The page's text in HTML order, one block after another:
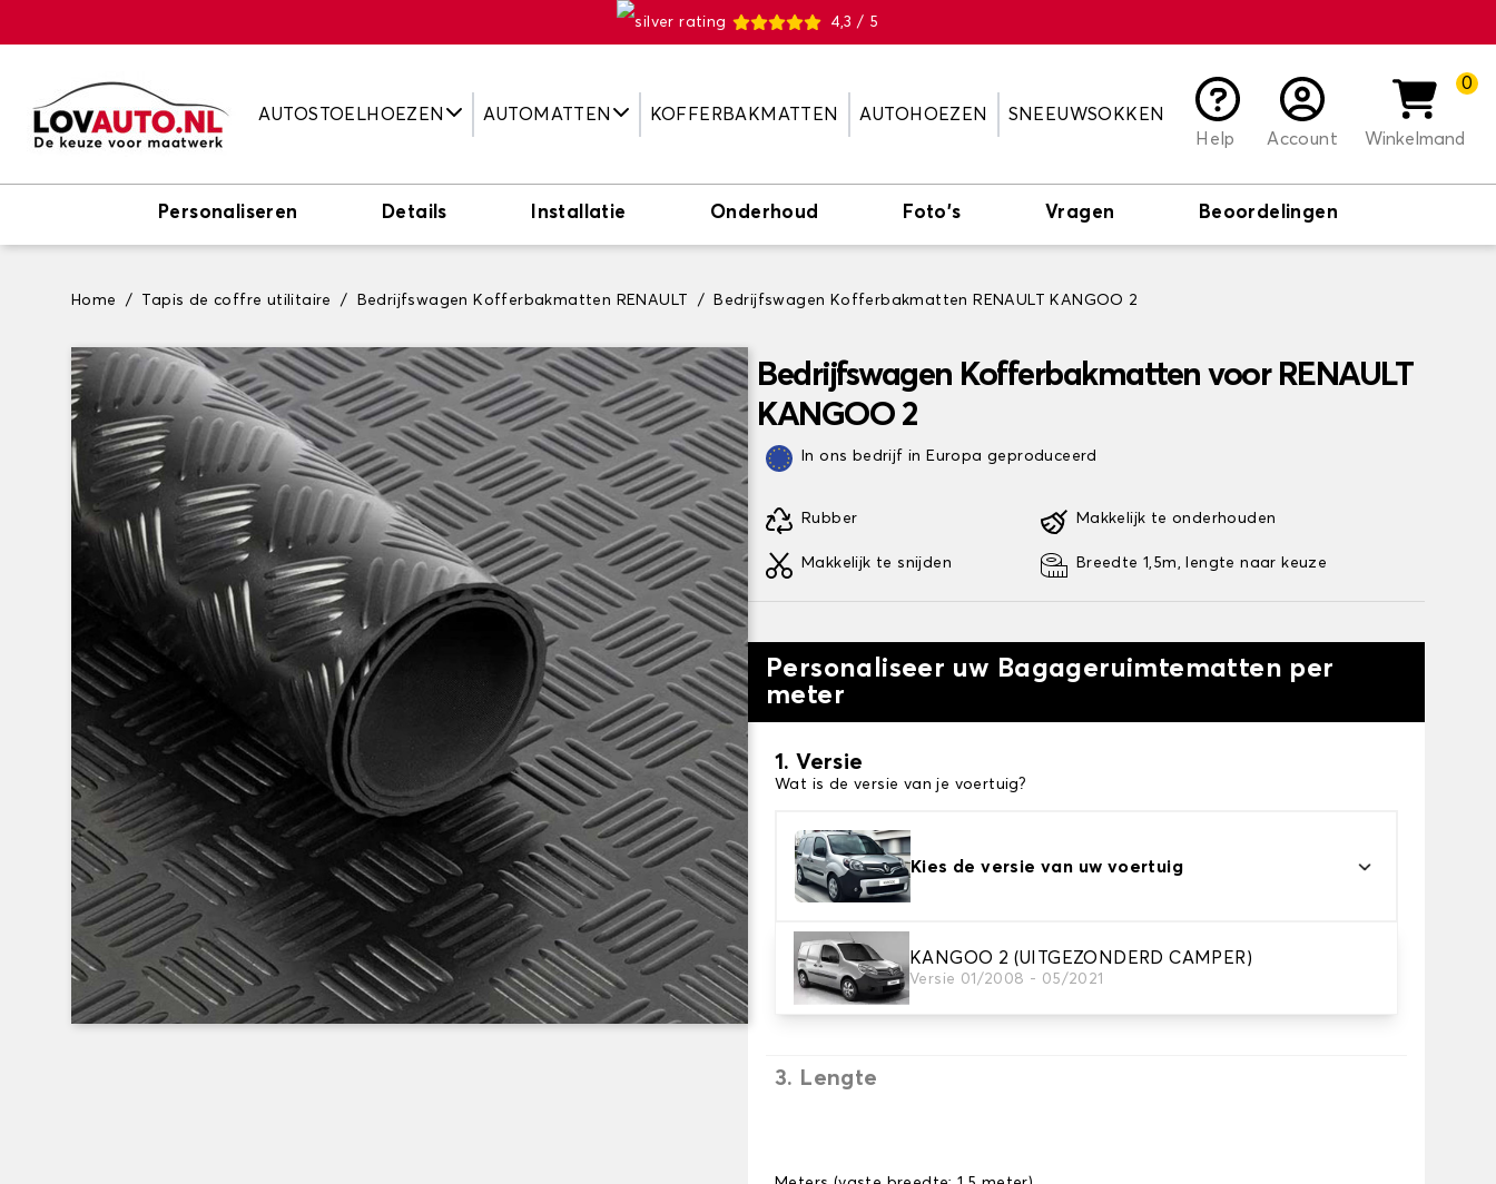
4,3 / 5
AUTOSTOELHOEZEN AUTOMATTEN KOFFERBAKMATTEN AUTOHOEZEN
SNEEUWSOKKEN
Help
Account
0
Winkelmand
Personaliseren Details Installatie Onderhoud Foto's Vragen Beoordelingen
Home Tapis de coffre utilitaire Bedrijfswagen Kofferbakmatten RENAULT Bedrijfswagen Kofferbakmatten RENAULT KANGOO 2
Bedrijfswagen Kofferbakmatten voor RENAULT
KANGOO 2
In ons bedrijf in Europa geproduceerd
Rubber
Makkelijk te snijden
Makkelijk te onderhouden
Breedte 1,5m, lengte naar keuze
Personaliseer uw Bagageruimtematten per
meter
1. Versie
Wat is de versie van je voertuig?
Kies de versie van uw voertuig
KANGOO 2 (UITGEZONDERD CAMPER)
Versie 01/2008 - 05/2021
2. Tapijt kleuren
Kies de kleur van je tapijt kofferruimte.
3. Lengte